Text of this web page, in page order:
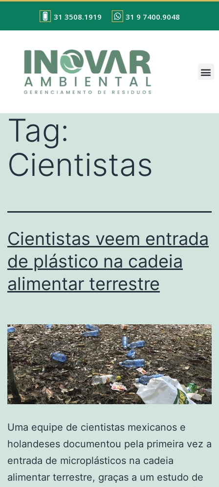
31 3508.1919 31 9 7400.9048
Tag:
Cientistas
Cientistas veem entrada
de plástico na cadeia
alimentar terrestre
Uma equipe de cientistas mexicanos e
holandeses documentou pela primeira vez a
entrada de microplásticos na cadeia
alimentar terrestre, graças a um estudo de